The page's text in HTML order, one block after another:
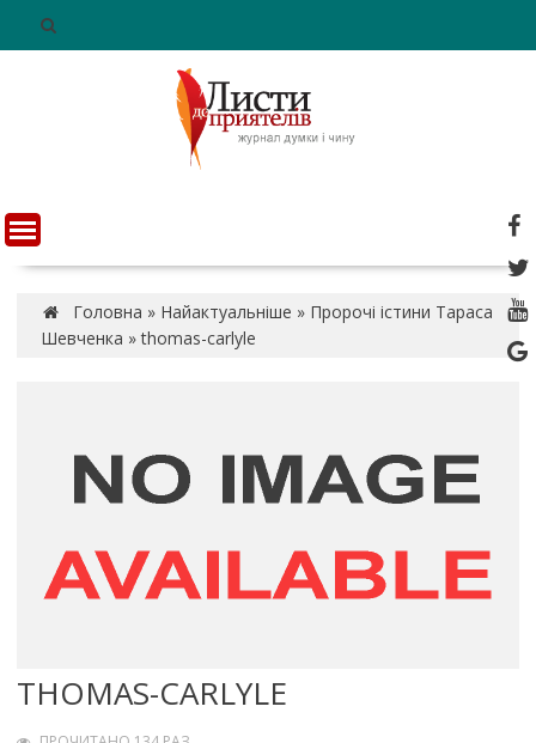
n
t
Головна » Найактуальніше » Пророчі істини Тараса
Шевченка »thomas-carlyle
THOMAS-CARLYLE